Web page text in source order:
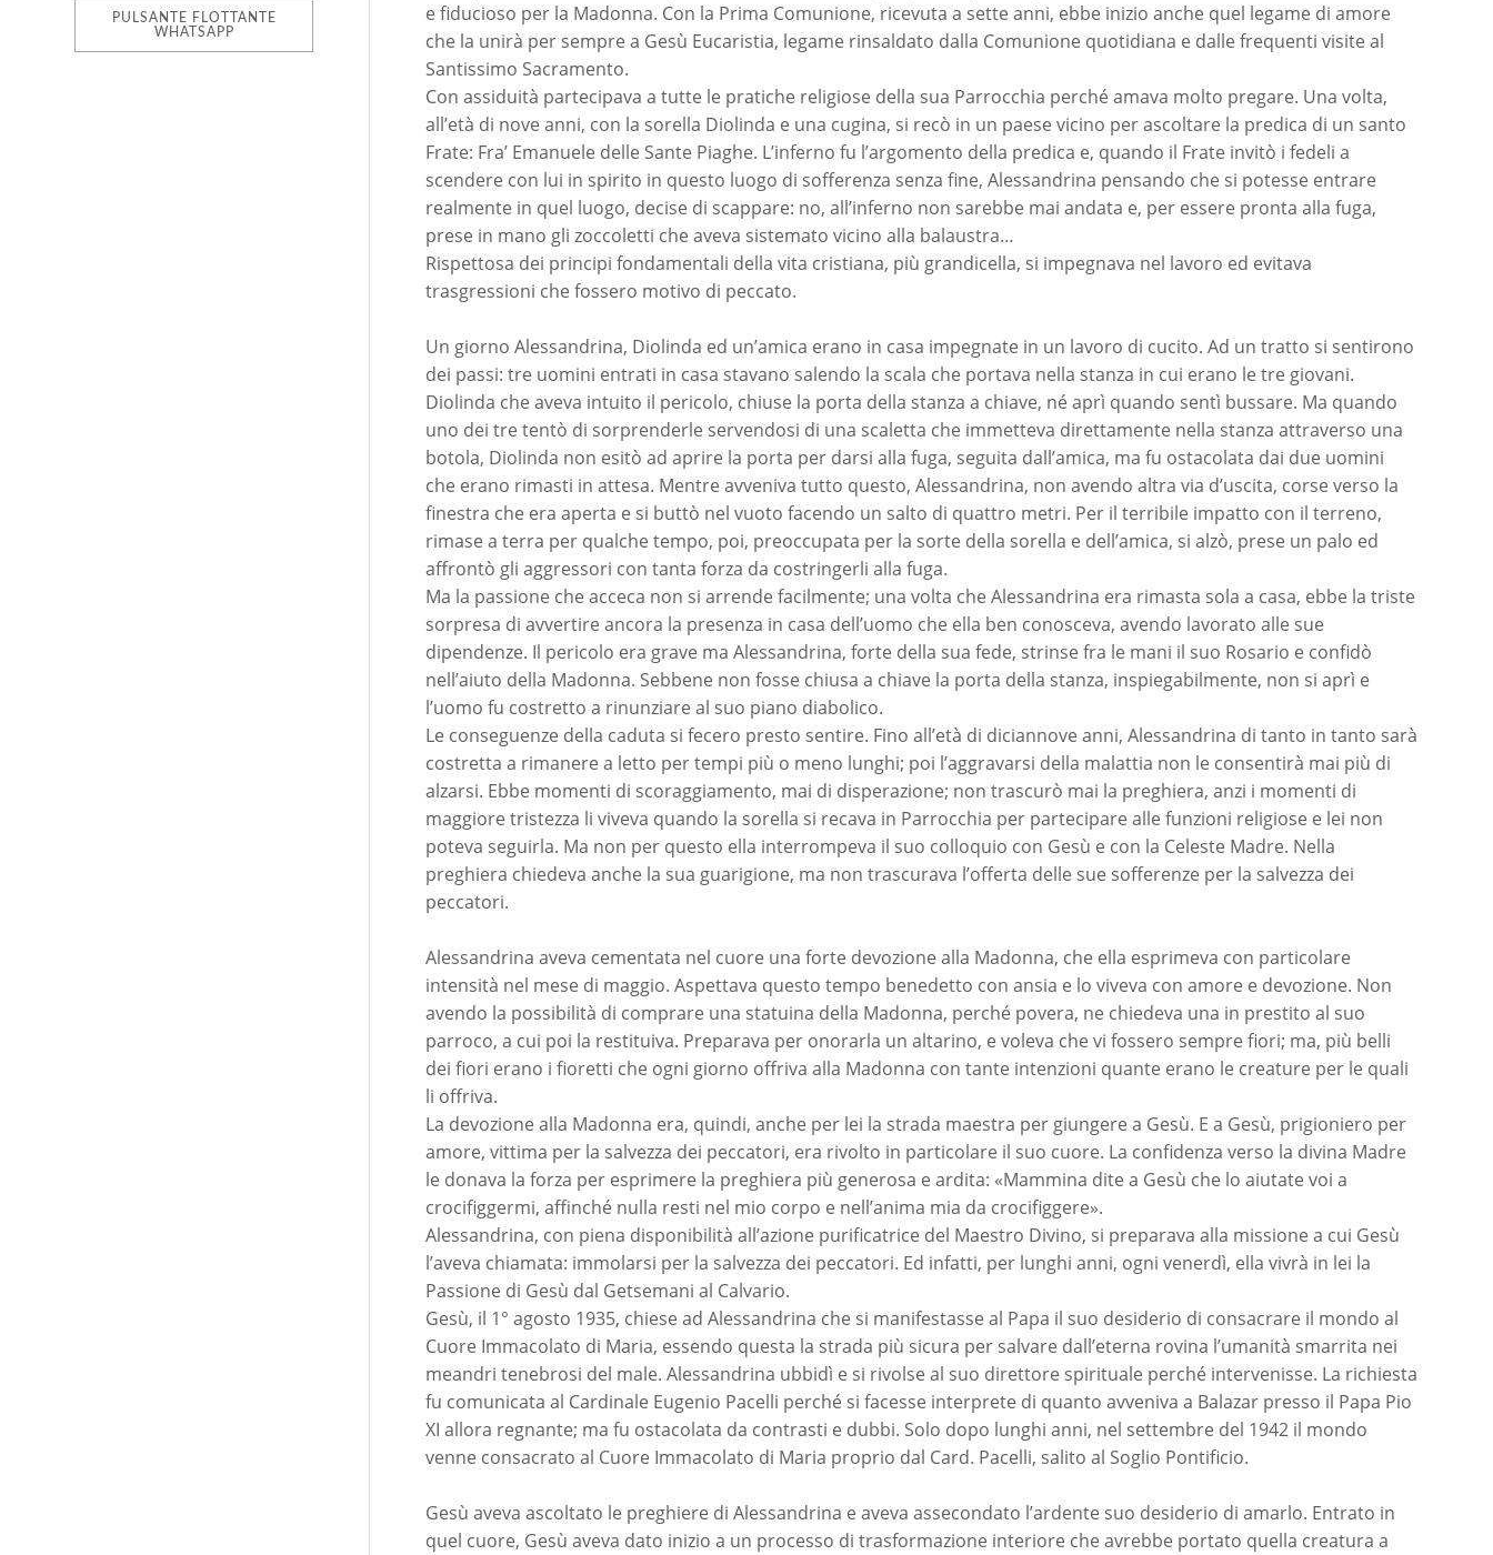
e fiducioso per la Madonna. Con la Prima Comunione, ricevuta a sette anni, ebbe inizio anche quel legame di amore
che la unirà per sempre a Gesù Eucaristia, legame rinsaldato dalla Comunione quotidiana e dalle frequenti visite al
Santissimo Sacramento.
Con assiduità partecipava a tutte le pratiche religiose della sua Parrocchia perché amava molto pregare. Una volta,
all’età di nove anni, con la sorella Diolinda e una cugina, si recò in un paese vicino per ascoltare la predica di un santo
Frate: Fra’ Emanuele delle Sante Piaghe. L’inferno fu l’argomento della predica e, quando il Frate invitò i fedeli a
scendere con lui in spirito in questo luogo di sofferenza senza fine, Alessandrina pensando che si potesse entrare
realmente in quel luogo, decise di scappare: no, all’inferno non sarebbe mai andata e, per essere pronta alla fuga,
prese in mano gli zoccoletti che aveva sistemato vicino alla balaustra…
Rispettosa dei principi fondamentali della vita cristiana, più grandicella, si impegnava nel lavoro ed evitava
trasgressioni che fossero motivo di peccato.
Un giorno Alessandrina, Diolinda ed un’amica erano in casa impegnate in un lavoro di cucito. Ad un tratto si sentirono
dei passi: tre uomini entrati in casa stavano salendo la scala che portava nella stanza in cui erano le tre giovani.
Diolinda che aveva intuito il pericolo, chiuse la porta della stanza a chiave, né aprì quando sentì bussare. Ma quando
uno dei tre tentò di sorprenderle servendosi di una scaletta che immetteva direttamente nella stanza attraverso una
botola, Diolinda non esitò ad aprire la porta per darsi alla fuga, seguita dall’amica, ma fu ostacolata dai due uomini
che erano rimasti in attesa. Mentre avveniva tutto questo, Alessandrina, non avendo altra via d’uscita, corse verso la
finestra che era aperta e si buttò nel vuoto facendo un salto di quattro metri. Per il terribile impatto con il terreno,
rimase a terra per qualche tempo, poi, preoccupata per la sorte della sorella e dell’amica, si alzò, prese un palo ed
affrontò gli aggressori con tanta forza da costringerli alla fuga.
Ma la passione che acceca non si arrende facilmente; una volta che Alessandrina era rimasta sola a casa, ebbe la triste
sorpresa di avvertire ancora la presenza in casa dell’uomo che ella ben conosceva, avendo lavorato alle sue
dipendenze. Il pericolo era grave ma Alessandrina, forte della sua fede, strinse fra le mani il suo Rosario e confidò
nell’aiuto della Madonna. Sebbene non fosse chiusa a chiave la porta della stanza, inspiegabilmente, non si aprì e
l’uomo fu costretto a rinunziare al suo piano diabolico.
Le conseguenze della caduta si fecero presto sentire. Fino all’età di diciannove anni, Alessandrina di tanto in tanto sarà
costretta a rimanere a letto per tempi più o meno lunghi; poi l’aggravarsi della malattia non le consentirà mai più di
alzarsi. Ebbe momenti di scoraggiamento, mai di disperazione; non trascurò mai la preghiera, anzi i momenti di
maggiore tristezza li viveva quando la sorella si recava in Parrocchia per partecipare alle funzioni religiose e lei non
poteva seguirla. Ma non per questo ella interrompeva il suo colloquio con Gesù e con la Celeste Madre. Nella
preghiera chiedeva anche la sua guarigione, ma non trascurava l’offerta delle sue sofferenze per la salvezza dei
peccatori.
Alessandrina aveva cementata nel cuore una forte devozione alla Madonna, che ella esprimeva con particolare
intensità nel mese di maggio. Aspettava questo tempo benedetto con ansia e lo viveva con amore e devozione. Non
avendo la possibilità di comprare una statuina della Madonna, perché povera, ne chiedeva una in prestito al suo
parroco, a cui poi la restituiva. Preparava per onorarla un altarino, e voleva che vi fossero sempre fiori; ma, più belli
dei fiori erano i fioretti che ogni giorno offriva alla Madonna con tante intenzioni quante erano le creature per le quali
li offriva.
La devozione alla Madonna era, quindi, anche per lei la strada maestra per giungere a Gesù. E a Gesù, prigioniero per
amore, vittima per la salvezza dei peccatori, era rivolto in particolare il suo cuore. La confidenza verso la divina Madre
le donava la forza per esprimere la preghiera più generosa e ardita: «Mammina dite a Gesù che lo aiutate voi a
crocifiggermi, affinché nulla resti nel mio corpo e nell’anima mia da crocifiggere».
Alessandrina, con piena disponibilità all’azione purificatrice del Maestro Divino, si preparava alla missione a cui Gesù
l’aveva chiamata: immolarsi per la salvezza dei peccatori. Ed infatti, per lunghi anni, ogni venerdì, ella vivrà in lei la
Passione di Gesù dal Getsemani al Calvario.
Gesù, il 1° agosto 1935, chiese ad Alessandrina che si manifestasse al Papa il suo desiderio di consacrare il mondo al
Cuore Immacolato di Maria, essendo questa la strada più sicura per salvare dall’eterna rovina l’umanità smarrita nei
meandri tenebrosi del male. Alessandrina ubbidì e si rivolse al suo direttore spirituale perché intervenisse. La richiesta
fu comunicata al Cardinale Eugenio Pacelli perché si facesse interprete di quanto avveniva a Balazar presso il Papa Pio
XI allora regnante; ma fu ostacolata da contrasti e dubbi. Solo dopo lunghi anni, nel settembre del 1942 il mondo
venne consacrato al Cuore Immacolato di Maria proprio dal Card. Pacelli, salito al Soglio Pontificio.
Gesù aveva ascoltato le preghiere di Alessandrina e aveva assecondato l’ardente suo desiderio di amarlo. Entrato in
quel cuore, Gesù aveva dato inizio a un processo di trasformazione interiore che avrebbe portato quella creatura a
PULSANTE FLOTTANTE
WHATSAPP